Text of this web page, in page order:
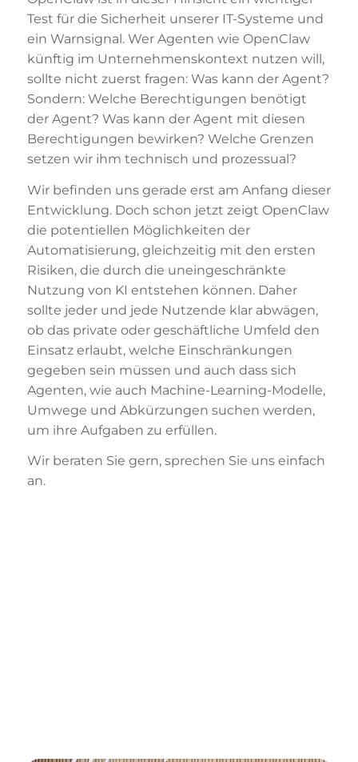
Test für die Sicherheit unserer IT-Systeme und
ein Warnsignal. Wer Agenten wie OpenClaw
künftig im Unternehmenskontext nutzen will,
sollte nicht zuerst fragen: Was kann der Agent?
Sondern: Welche Berechtigungen benötigt
der Agent? Was kann der Agent mit diesen
Berechtigungen bewirken? Welche Grenzen
setzen wir ihm technisch und prozessual?
Wir befinden uns gerade erst am Anfang dieser
Entwicklung. Doch schon jetzt zeigt OpenClaw
die potentiellen Möglichkeiten der
Automatisierung, gleichzeitig mit den ersten
Risiken, die durch die uneingeschränkte
Nutzung von KI entstehen können. Daher
sollte jeder und jede Nutzende klar abwägen,
ob das private oder geschäftliche Umfeld den
Einsatz erlaubt, welche Einschränkungen
gegeben sein müssen und auch dass sich
Agenten, wie auch Machine-Learning-Modelle,
Umwege und Abkürzungen suchen werden,
um ihre Aufgaben zu erfüllen.
Wir beraten Sie gern, sprechen Sie uns einfach
an.